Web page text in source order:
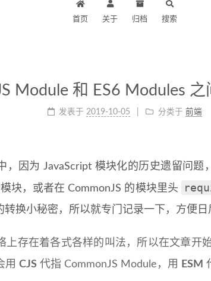
首页 关于 归档 搜索
Module 和 ES6 Modules
发表于 2019-10-05 分类于 前端
，因为 JavaScript 模块化的历史遗留问题
模块，或者在 CommonJS 的模块里头
换小秘密，所以就专门记录一下，方便日
上存在着各式各样的叫法，所以在文章开
用 CJS 代指 CommonJS Module，用 ESM